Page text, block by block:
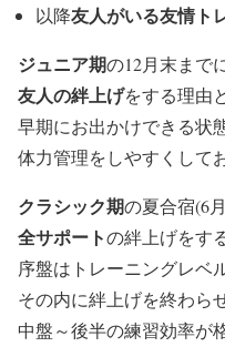
以降友人がいる友情ト
ジュニア期の12月末まで
友人の絆上げをする理由
早期にお出かけできる状
体力管理をしやすくして
クラシック期の夏合宿(6
全サポートの絆上げをす
序盤はトレーニングレベ
その内に絆上げを終わら
中盤～後半の練習効率が